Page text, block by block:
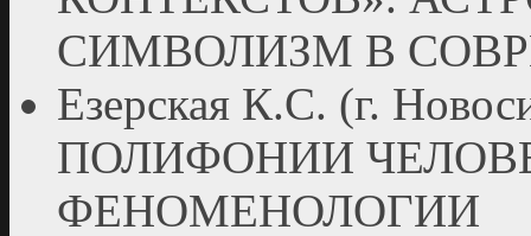
СИМВОЛИЗМ В
Езерская К.С. (г.
ПОЛИФОНИИ
ФЕНОМЕНОЛОГИИ